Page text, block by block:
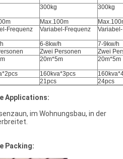
300kg 300kg
Max.100m
Frequenz Variabel-Frequenz
6-8kw/h
7-9kw/h
Zwei Personen
Zwei
20m*5m 20m*5m
160kva*3pcs
21pcs 24pcs
Applications:
im Wohnungsbau, in der
Packing: